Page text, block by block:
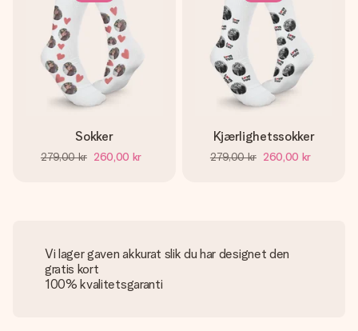
Sokker
279,00 kr 260,00 kr
Kjærlighetssokker
279,00 kr 260,00 kr
Vi lager gaven akkurat slik du har designet den
gratis kort
100% kvalitetsgaranti